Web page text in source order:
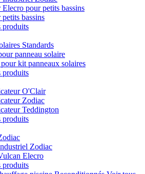
pour petits bassins
bassins
produits
Standards
panneau solaire
kit panneaux solaires
produits
O'Clair
Zodiac
Teddington
produits
Zodiac
Elecro
produits